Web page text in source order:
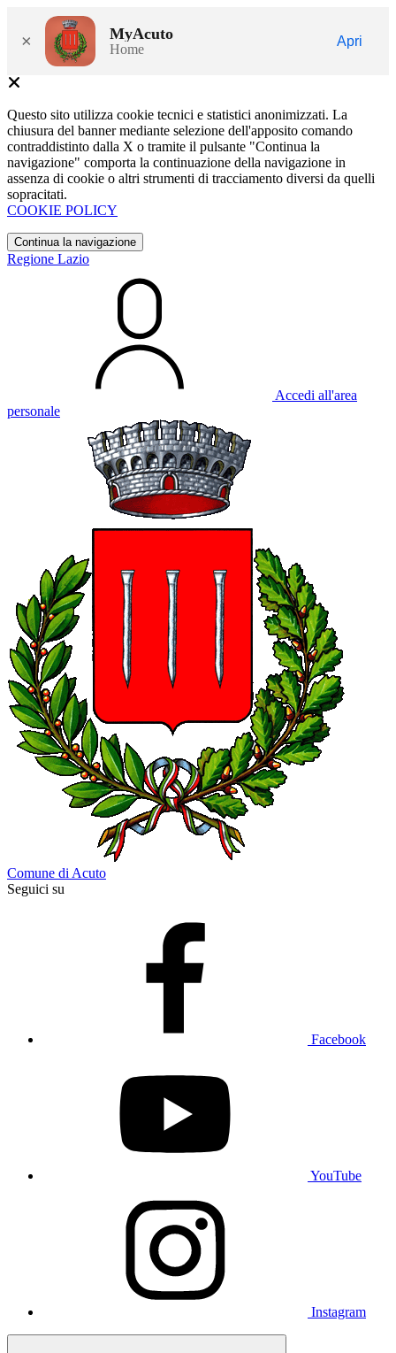
× MyAcuto
Home
Apri
Questo sito utilizza cookie tecnici e statistici anonimizzati. La
chiusura del banner mediante selezione dell'apposito comando
contraddistinto dalla X o tramite il pulsante "Continua la
navigazione" comporta la continuazione della navigazione in
assenza di cookie o altri strumenti di tracciamento diversi da quelli
sopracitati.
COOKIE POLICY
Continua la navigazione
Regione Lazio
Accedi all'area
personale
Comune di Acuto
Seguici su
Facebook
YouTube
Instagram